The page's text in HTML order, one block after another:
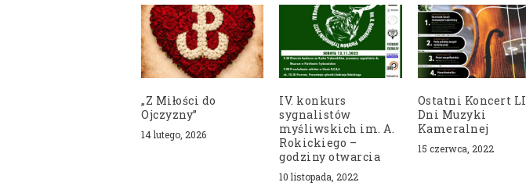
„Z Miłości do
Ojczyzny”
14 lutego, 2026
IV. konkurs
sygnalistów
myśliwskich im. A.
Rokickiego –
godziny otwarcia
10 listopada, 2022
Ostatni Koncert LI
Dni Muzyki
Kameralnej
15 czerwca, 2022